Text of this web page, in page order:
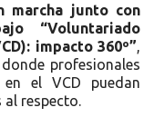
marcha junto con
“Voluntariado
impacto 360º”,
profesionales
el VCD puedan
al respecto.